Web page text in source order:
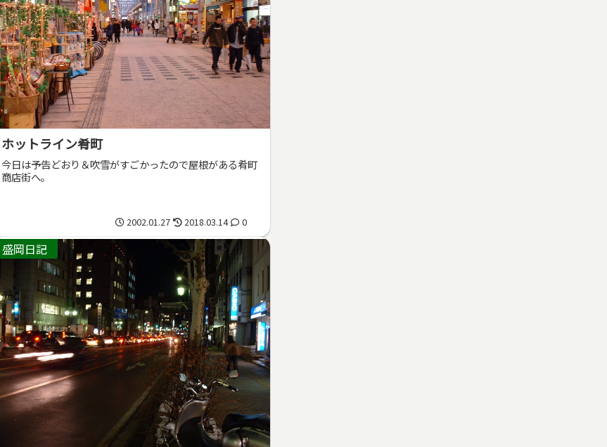
ホットライン肴町
今日は予告どおり＆吹雪がすごかったので屋根がある肴町
商店街へ。
2002.01.27 2018.03.14 0
盛岡日記